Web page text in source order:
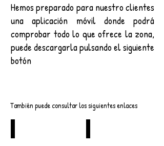
Hemos preparado para nuestro clientes
una aplicación móvil donde podrá
comprobar todo lo que ofrece la zona,
puede descargarla pulsando el siguiente
botón
También puede consultar los siguientes enlaces